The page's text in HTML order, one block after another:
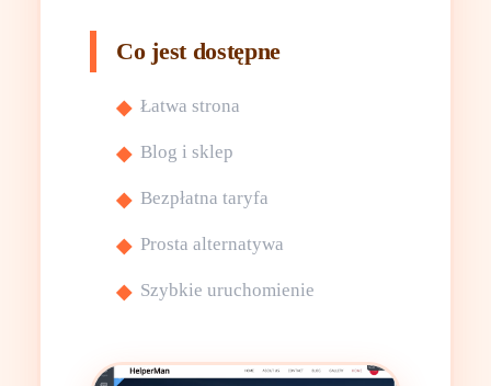
Co jest dostępne
Łatwa strona
Blog i sklep
Bezpłatna taryfa
Prosta alternatywa
Szybkie uruchomienie